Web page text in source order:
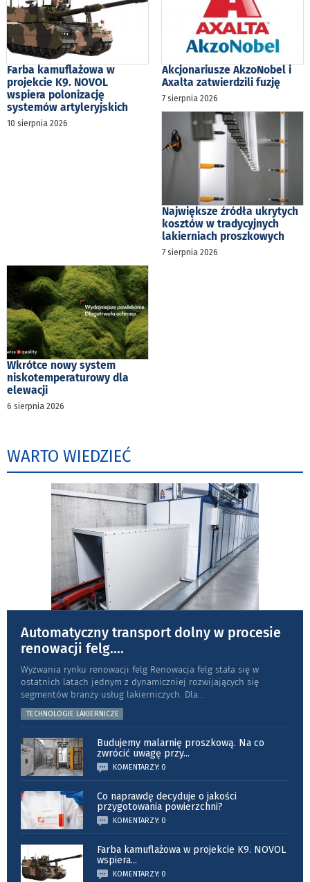
Farba kamuflażowa w
projekcie K9. NOVOL
wspiera polonizację
systemów artyleryjskich
10 sierpnia 2026
Akcjonariusze AkzoNobel i
Axalta zatwierdzili fuzję
7 sierpnia 2026
Największe źródła ukrytych
kosztów w tradycyjnych
lakierniach proszkowych
7 sierpnia 2026
Wkrótce nowy system
niskotemperaturowy dla
elewacji
6 sierpnia 2026
WARTO WIEDZIEĆ
Automatyczny transport dolny w procesie
renowacji felg....
Wyzwania rynku renowacji felg Renowacja felg stała się w
ostatnich latach jednym z dynamiczniej rozwijających się
segmentów branży usług lakierniczych. Dla
TECHNOLOGIE LAKIERNICZE
Budujemy malarnię proszkową. Na co
zwrócić uwagę przy...
KOMENTARZY: 0
Co naprawdę decyduje o jakości
przygotowania powierzchni?
KOMENTARZY: 0
Farba kamuflażowa w projekcie K9. NOVOL
wspiera...
KOMENTARZY: 0